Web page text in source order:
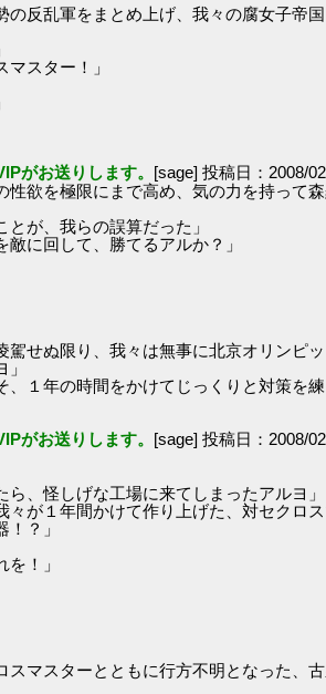
反乱軍をまとめ上げ、我々の腐女子帝
スター！」
がお送りします。 [sage] 投稿日：2008/
欲を極限にまで高め、気の力を持って
が、我らの誤算だった」
に回して、勝てるアルか？」
せぬ限り、我々は無事に北京オリンピ
１年の時間をかけてじっくりと対策を練
がお送りします。 [sage] 投稿日：2008/
、怪しげな工場に来てしまったアルヨ」
が１年間かけて作り上げた、対セクロ
？」
！」
マスターとともに行方不明となった、古